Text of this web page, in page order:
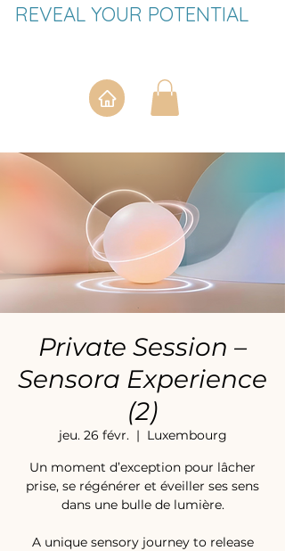
REVEAL YOUR POTENTIAL
Private Session –
Sensora Experience
(2)
jeu. 26 févr.
  |
Luxembourg
Un moment d’exception pour lâcher
prise, se régénérer et éveiller ses sens
dans une bulle de lumière.
A unique sensory journey to release